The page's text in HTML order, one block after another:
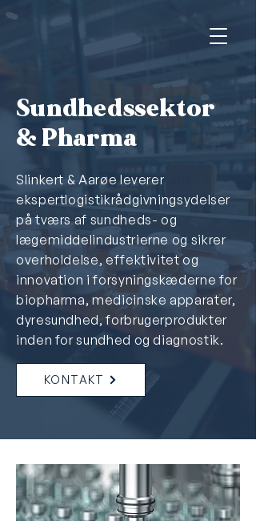
Sundhedssektor
& Pharma
Slinkert & Aarøe leverer
ekspertlogistikrådgivningsydelser
på tværs af sundheds- og
lægemiddelindustrierne og sikrer
overholdelse, effektivitet og
innovation i forsyningskæderne for
biopharma, medicinske apparater,
dyresundhed, forbrugerprodukter
inden for sundhed og diagnostik.
KONTAKT